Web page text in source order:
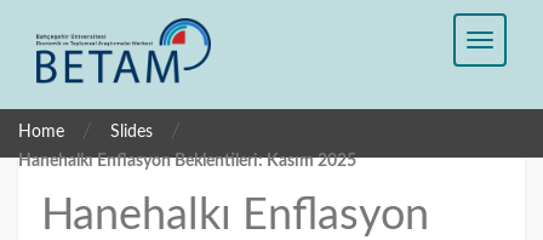
Home / Slides /
Hanehalkı Enflasyon Beklentileri: Kasım 2025
Hanehalkı Enflasyon